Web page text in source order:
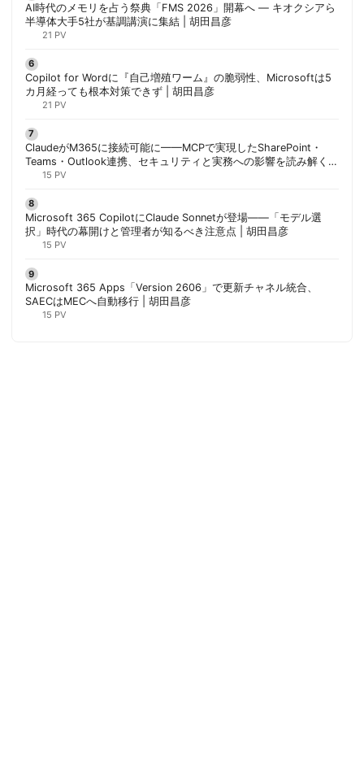
AI時代のメモリを占う祭典「FMS 2026」開幕へ ― キオクシアら
半導体大手5社が基調講演に集結 | 胡田昌彦
21 PV
Copilot for Wordに『自己増殖ワーム』の脆弱性、Microsoftは5
カ月経っても根本対策できず | 胡田昌彦
21 PV
ClaudeがM365に接続可能に——MCPで実現したSharePoint・
Teams・Outlook連携、セキュリティと実務への影響を読み解く |
胡田昌彦
15 PV
Microsoft 365 CopilotにClaude Sonnetが登場——「モデル選
択」時代の幕開けと管理者が知るべき注意点 | 胡田昌彦
15 PV
Microsoft 365 Apps「Version 2606」で更新チャネル統合、
SAECはMECへ自動移行 | 胡田昌彦
15 PV